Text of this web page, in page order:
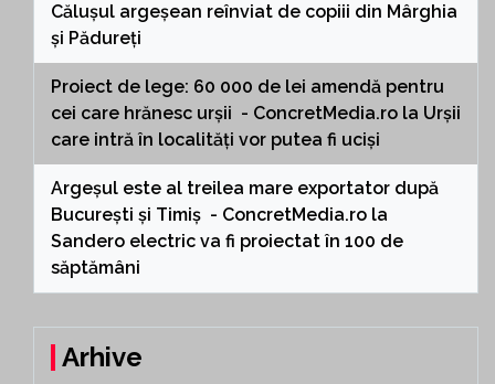
Călușul argeșean reînviat de copiii din Mârghia
și Pădureți
Proiect de lege: 60 000 de lei amendă pentru
cei care hrănesc urșii - ConcretMedia.ro la Urșii
care intră în localități vor putea fi uciși
Argeșul este al treilea mare exportator după
București și Timiș - ConcretMedia.ro la
Sandero electric va fi proiectat în 100 de
săptămâni
Arhive